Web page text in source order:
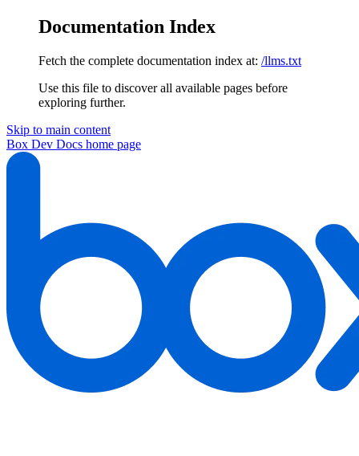
Documentation Index
Fetch the complete documentation index at: /llms.txt
Use this file to discover all available pages before
exploring further.
Skip to main content
Box Dev Docs home page